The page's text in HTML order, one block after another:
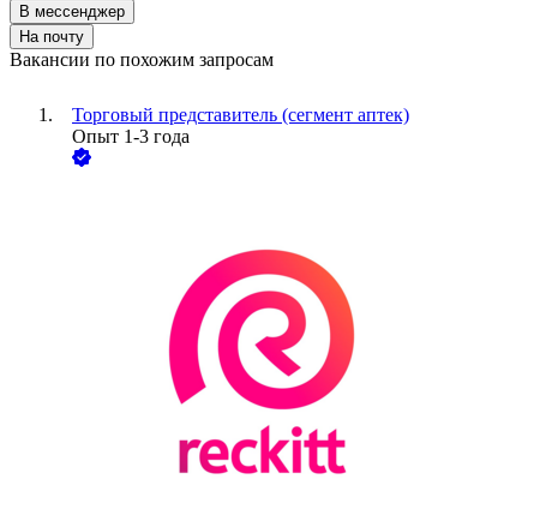
В мессенджер
На почту
Вакансии по похожим запросам
Торговый представитель (сегмент аптек)
Опыт 1-3 года